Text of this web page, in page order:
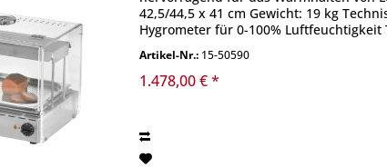
42,5/44,5 x 41 cm Gewicht: 19 kg
Hygrometer für 0-100%
Artikel-Nr.: 15-50590
1.478,00 € *